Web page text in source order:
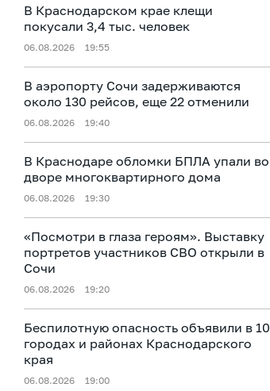
В Краснодарском крае клещи
покусали 3,4 тыс. человек
06.08.2026 19:55
В аэропорту Сочи задерживаются
около 130 рейсов, еще 22 отменили
06.08.2026 19:40
В Краснодаре обломки БПЛА упали во
дворе многоквартирного дома
06.08.2026 19:30
«Посмотри в глаза героям». Выставку
портретов участников СВО открыли в
Сочи
06.08.2026 19:20
Беспилотную опасность объявили в 10
городах и районах Краснодарского
края
06.08.2026 19:00